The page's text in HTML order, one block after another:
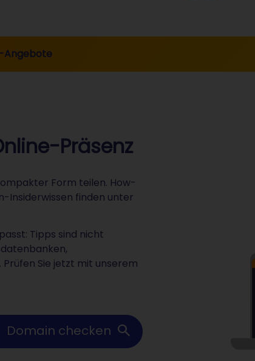
Angebote
Präsenz
Form teilen. How-
Insiderwissen finden unter
Tipps sind nicht
Sie jetzt mit unserem
Domain checken